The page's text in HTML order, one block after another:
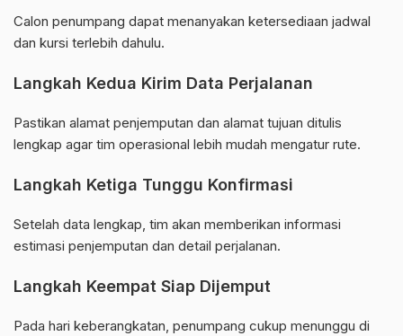
Calon penumpang dapat menanyakan ketersediaan jadwal
dan kursi terlebih dahulu.
Langkah Kedua Kirim Data Perjalanan
Pastikan alamat penjemputan dan alamat tujuan ditulis
lengkap agar tim operasional lebih mudah mengatur rute.
Langkah Ketiga Tunggu Konfirmasi
Setelah data lengkap, tim akan memberikan informasi
estimasi penjemputan dan detail perjalanan.
Langkah Keempat Siap Dijemput
Pada hari keberangkatan, penumpang cukup menunggu di